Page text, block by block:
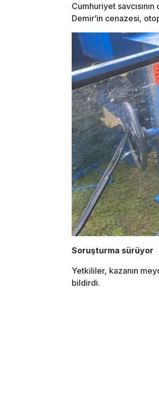
Cumhuriyet
Demir’in cenazesi,
Soruşturma sürüyor
Yetkililer, kazanın
bildirdi.